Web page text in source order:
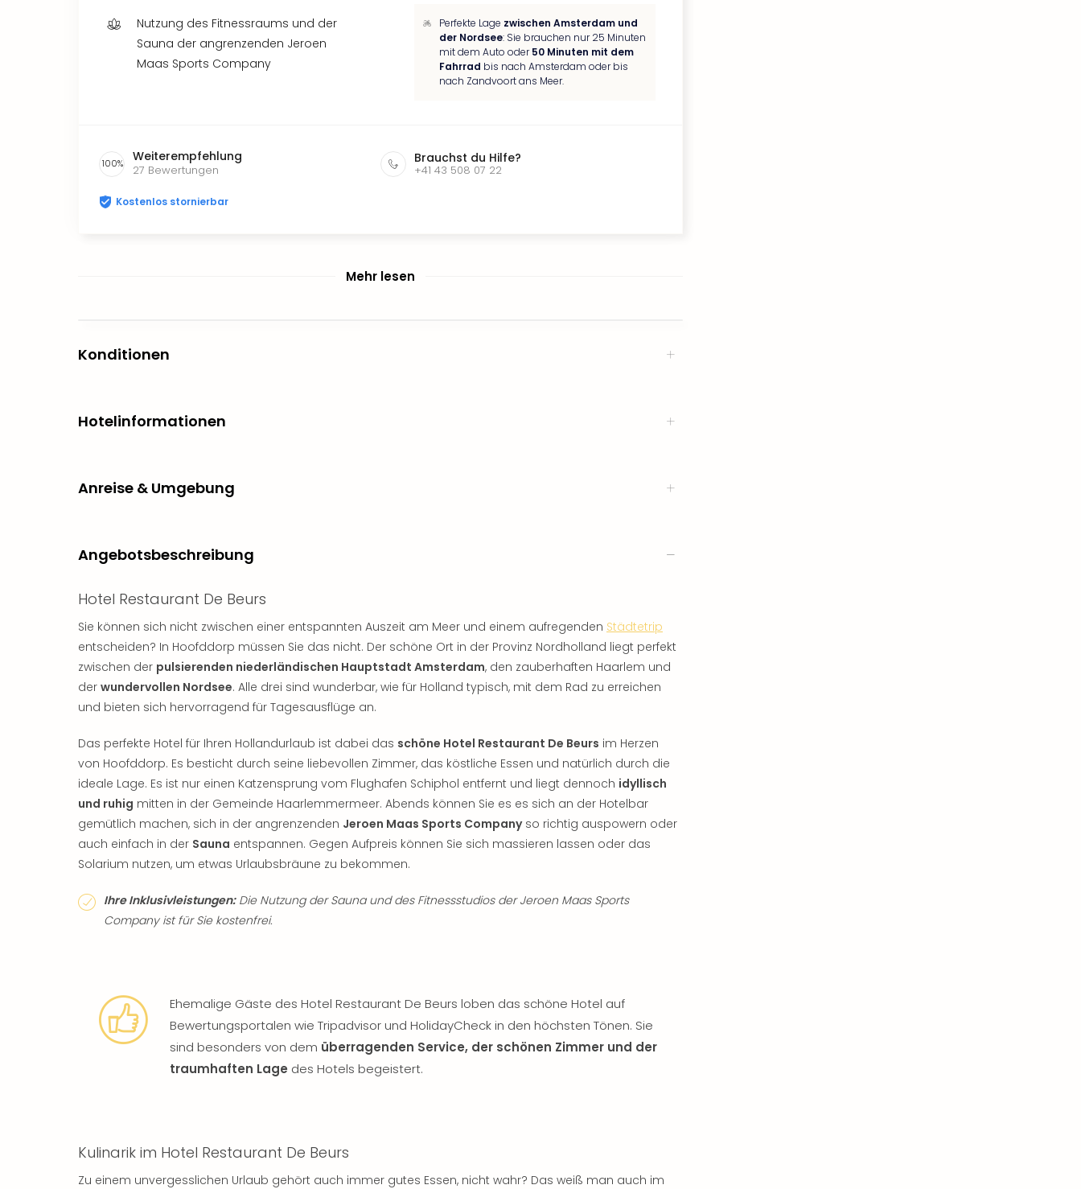
Nutzung des Fitnessraums und der
Sauna der angrenzenden Jeroen
Maas Sports Company
Perfekte Lage zwischen Amsterdam und
der Nordsee: Sie brauchen nur 25 Minuten
mit dem Auto oder50 Minuten mit dem
Fahrrad bis nach Amsterdam oder bis
nach Zandvoort ans Meer.
100% Weiterempfehlung
27 Bewertungen
Brauchst du Hilfe?
+41 43 508 07 22
Kostenlos stornierbar
Mehr lesen
Konditionen
Hotelinformationen
Anreise & Umgebung
Angebotsbeschreibung
Hotel Restaurant De Beurs
Sie können sich nicht zwischen einer entspannten Auszeit am Meer und einem aufregenden Städtetrip
entscheiden? In Hoofddorp müssen Sie das nicht. Der schöne Ort in der Provinz Nordholland liegt perfekt
zwischen der pulsierenden niederländischen Hauptstadt Amsterdam, den zauberhaften Haarlem und
der wundervollen Nordsee. Alle drei sind wunderbar, wie für Holland typisch, mit dem Rad zu erreichen
und bieten sich hervorragend für Tagesausflüge an.
Das perfekte Hotel für Ihren Hollandurlaub ist dabei das schöne Hotel Restaurant De Beurs im Herzen
von Hoofddorp. Es besticht durch seine liebevollen Zimmer, das köstliche Essen und natürlich durch die
ideale Lage. Es ist nur einen Katzensprung vom Flughafen Schiphol entfernt und liegt dennoch idyllisch
und ruhig mitten in der Gemeinde Haarlemmermeer. Abends können Sie es es sich an der Hotelbar
gemütlich machen, sich in der angrenzenden Jeroen Maas Sports Companyso richtig auspowern oder
auch einfach in der Sauna entspannen. Gegen Aufpreis können Sie sich massieren lassen oder das
Solarium nutzen, um etwas Urlaubsbräune zu bekommen.
Ihre Inklusivleistungen:Die Nutzung der Sauna und des Fitnessstudios der Jeroen Maas Sports
Company ist für Sie kostenfrei.
Ehemalige Gäste des Hotel Restaurant De Beurs loben das schöne Hotel auf
Bewertungsportalen wie Tripadvisor und HolidayCheck in den höchsten Tönen. Sie
sind besonders von dem überragenden Service, der schönen Zimmer und der
traumhaften Lage des Hotels begeistert.
Kulinarik im Hotel Restaurant De Beurs
Zu einem unvergesslichen Urlaub gehört auch immer gutes Essen, nicht wahr? Das weiß man auch im